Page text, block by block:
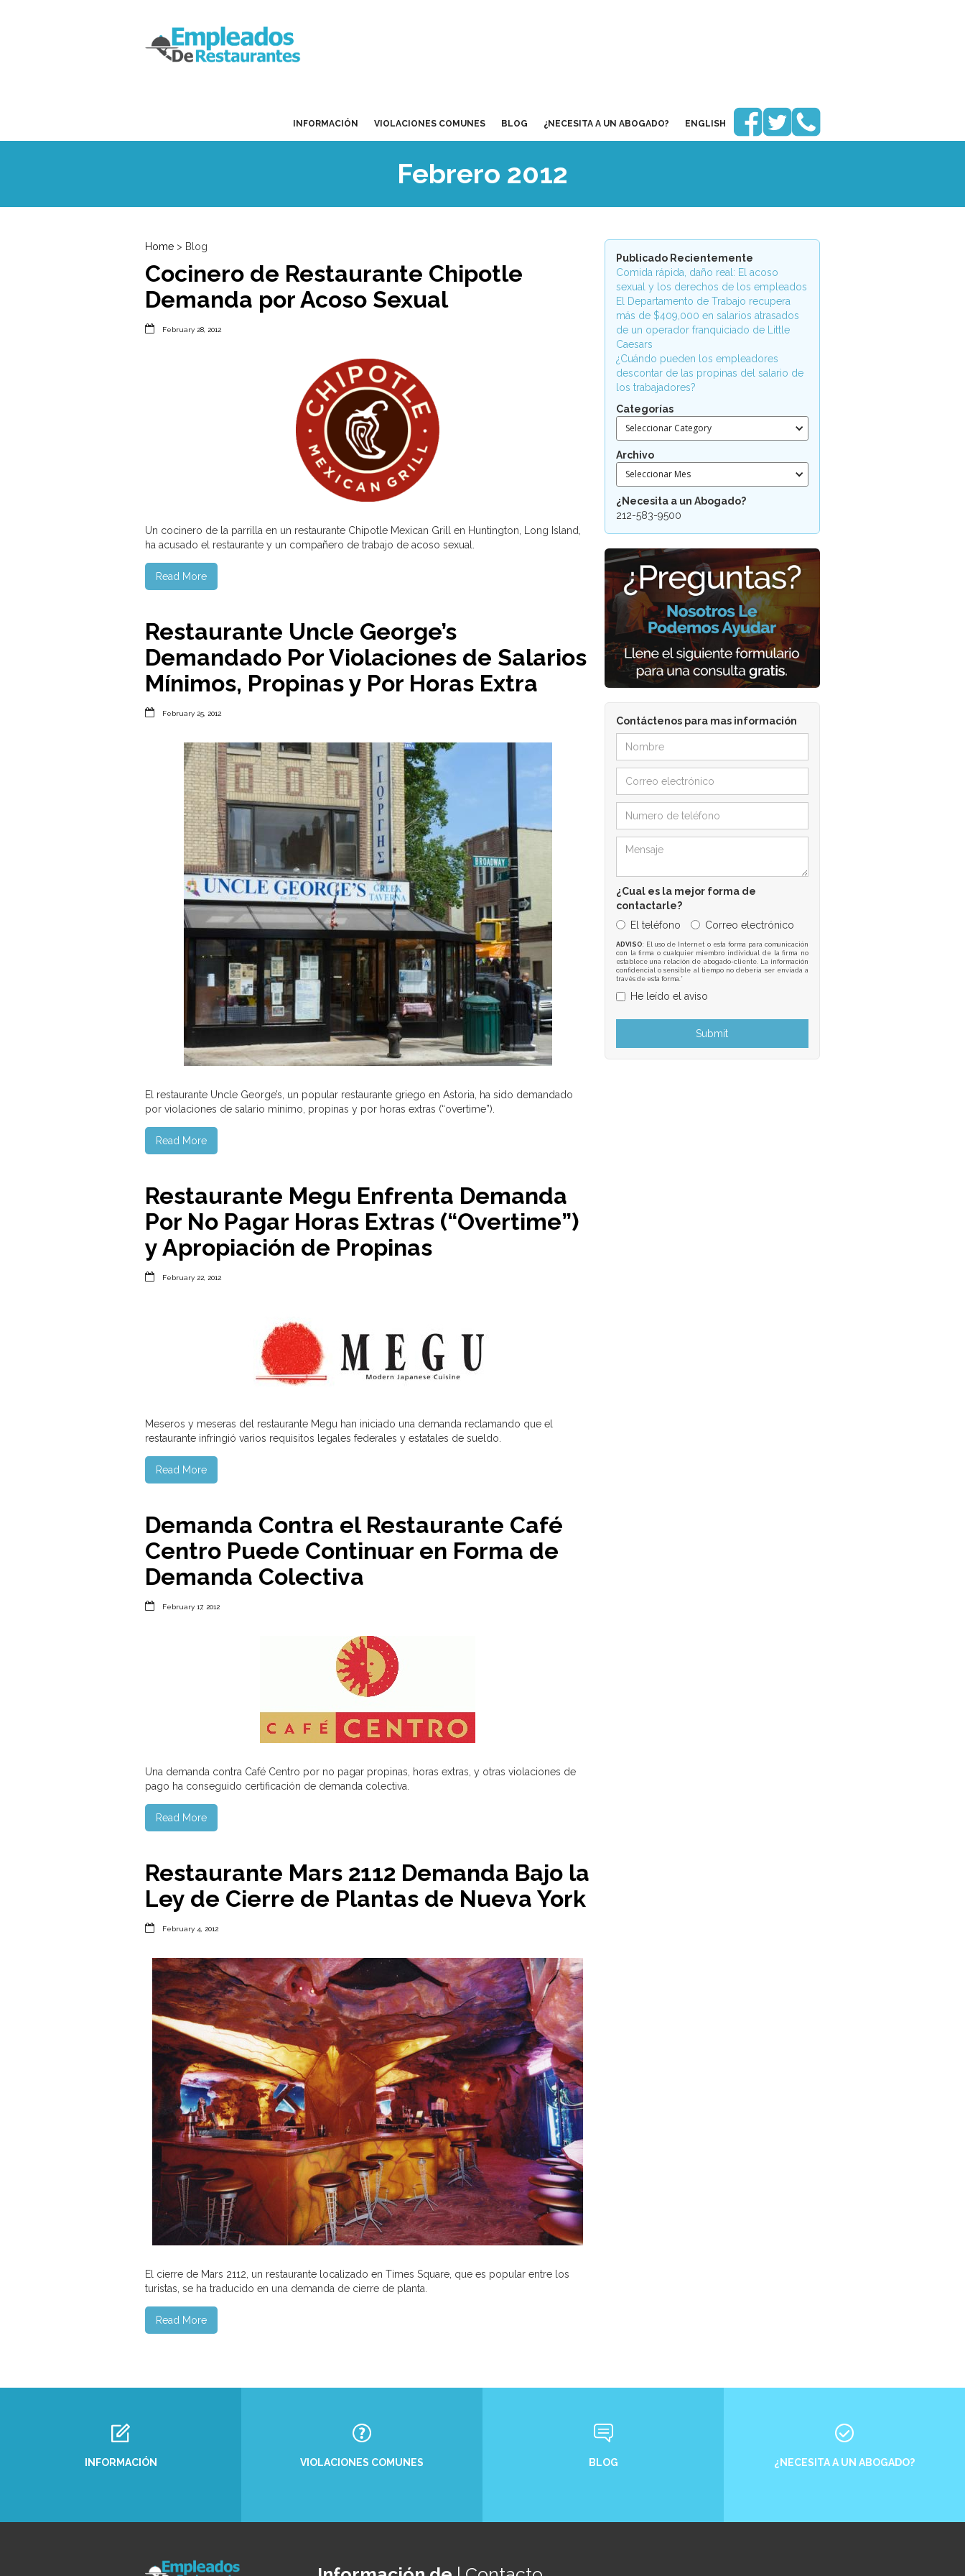
INFORMACIÓN VIOLACIONES COMUNES BLOG ¿NECESITA A UN ABOGADO? ENGLISH 
Febrero 2012
Home > Blog
Cocinero de Restaurante Chipotle
Demanda por Acoso Sexual
 February 28, 2012
Un cocinero de la parrilla en un restaurante Chipotle Mexican Grill en Huntington, Long Island,
ha acusado el restaurante y un compañero de trabajo de acoso sexual.
Read More
Restaurante Uncle George’s
Demandado Por Violaciones de Salarios
Mínimos, Propinas y Por Horas Extra
 February 25, 2012
El restaurante Uncle George’s, un popular restaurante griego en Astoria, ha sido demandado
por violaciones de salario mínimo, propinas y por horas extras (“overtime”).
Read More
Restaurante Megu Enfrenta Demanda
Por No Pagar Horas Extras (“Overtime”)
y Apropiación de Propinas
 February 22, 2012
Meseros y meseras del restaurante Megu han iniciado una demanda reclamando que el
restaurante infringió varios requisitos legales federales y estatales de sueldo.
Read More
Demanda Contra el Restaurante Café
Centro Puede Continuar en Forma de
Demanda Colectiva
 February 17, 2012
Una demanda contra Café Centro por no pagar propinas, horas extras, y otras violaciones de
pago ha conseguido certificación de demanda colectiva.
Read More
Restaurante Mars 2112 Demanda Bajo la
Ley de Cierre de Plantas de Nueva York
 February 4, 2012
El cierre de Mars 2112, un restaurante localizado en Times Square, que es popular entre los
turistas, se ha traducido en una demanda de cierre de planta.
Read More
Publicado Recientemente
Comida rápida, daño real: El acoso
sexual y los derechos de los empleados
El Departamento de Trabajo recupera
más de $409,000 en salarios atrasados
de un operador franquiciado de Little
Caesars
¿Cuándo pueden los empleadores
descontar de las propinas del salario de
los trabajadores?
Categorías
Seleccionar Category
Archivo
Seleccionar Mes
¿Necesita a un Abogado?
212-583-9500
Contáctenos para mas información
¿Cual es la mejor forma de
contactarle?
El teléfono
Correo electrónico
ADVISO: El uso de Internet o esta forma para comunicación
con la firma o cualquier miembro individual de la firma no
establece una relación de abogado-cliente. La información
confidencial o sensible al tiempo no debería ser enviada a
través de esta forma.*
He leído el aviso
INFORMACIÓN VIOLACIONES COMUNES BLOG ¿NECESITA A UN ABOGADO?